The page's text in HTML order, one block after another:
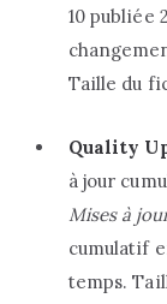
10 publiée
Taille du
Quality
à jour
Mises à
cumulatif
temps.